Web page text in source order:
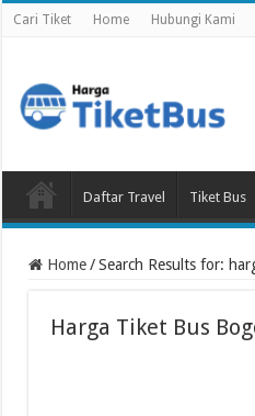
Cari Tiket Home Hubungi Kami
Daftar Travel Tiket Bus
Home / Search Results for:
Harga Tiket Bus